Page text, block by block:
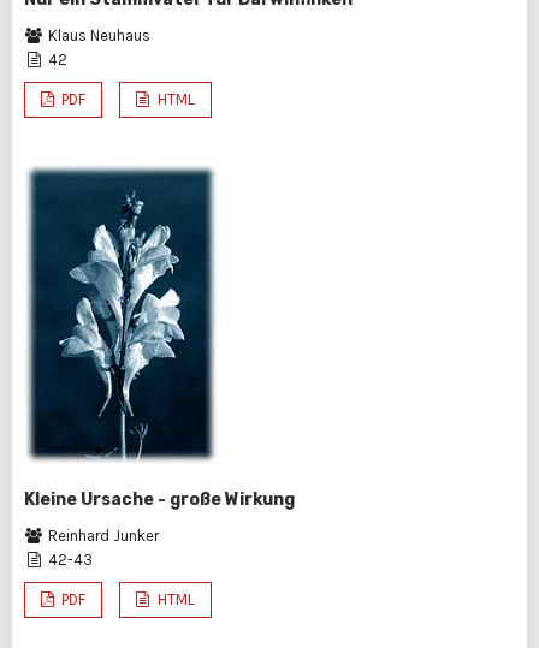
Klaus Neuhaus
42
PDF HTML
Kleine Ursache - große Wirkung
Reinhard Junker
42-43
PDF HTML